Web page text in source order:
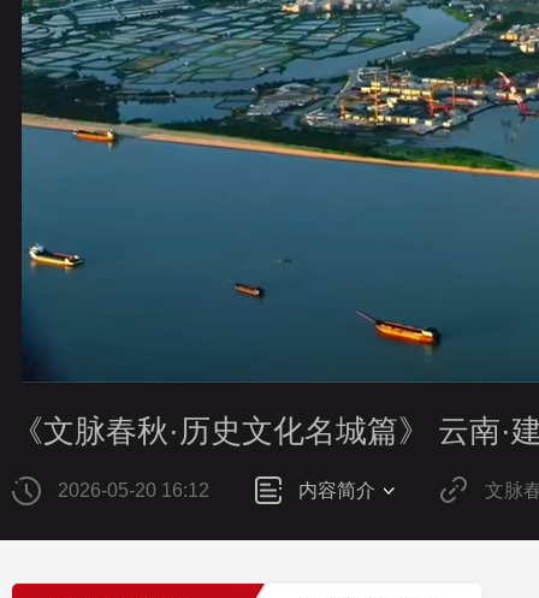
CCTV.节目官网 直播 节目单 栏目 片库 热播
《文脉春秋·历史文化名城篇》 云南·
2026-05-20 16:12 内容简介 文脉